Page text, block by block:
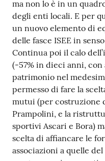
ma non lo è in un
degli enti locali. E per
un nuovo elemento di
delle fasce ISEE in
Continua poi il calo
(-57% in dieci anni, con
patrimonio nel
permesso di fare la
mutui (per costruzione
Prampolini, e la
sportivi Ascari e Bora)
scelta di affiancare le
associazioni a quelle